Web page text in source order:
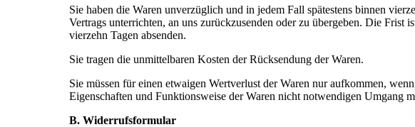
Sie haben die Waren unverzüglich und in jedem Fall spätestens binnen
Vertrags unterrichten, an uns zurückzusenden oder zu übergeben. Die
vierzehn Tagen absenden.
Sie tragen die unmittelbaren Kosten der Rücksendung der Waren.
Sie müssen für einen etwaigen Wertverlust der Waren nur aufkommen,
Eigenschaften und Funktionsweise der Waren nicht notwendigen Umgang
B. Widerrufsformular